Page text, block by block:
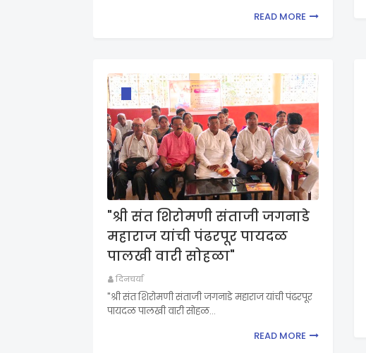
READ MORE
"श्री संत शिरोमणी संताजी जगनाडे
महाराज यांची पंढरपूर पायदळ
पालखी वारी सोहळा"
दिनचर्या
"श्री संत शिरोमणी संताजी जगनाडे महाराज यांची पंढरपूर
पायदळ पालखी वारी सोहळ…
READ MORE